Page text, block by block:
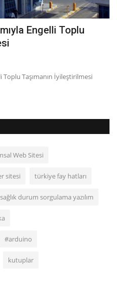
Engelli Toplu
Toplu Taşımanın İyileştirilmesi
Web Sitesi
sitesi türkiye fay hatları
sağlık durum sorgulama yazılım
#arduino
kutuplar